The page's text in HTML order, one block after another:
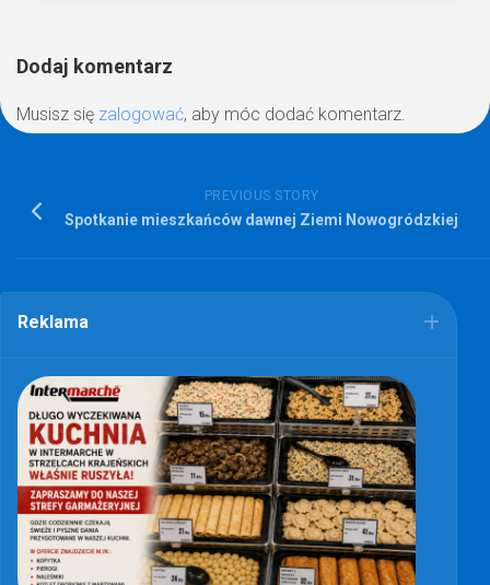
Dodaj komentarz
Musisz się zalogować, aby móc dodać komentarz.
PREVIOUS STORY
Spotkanie mieszkańców dawnej Ziemi Nowogródzkiej
Reklama